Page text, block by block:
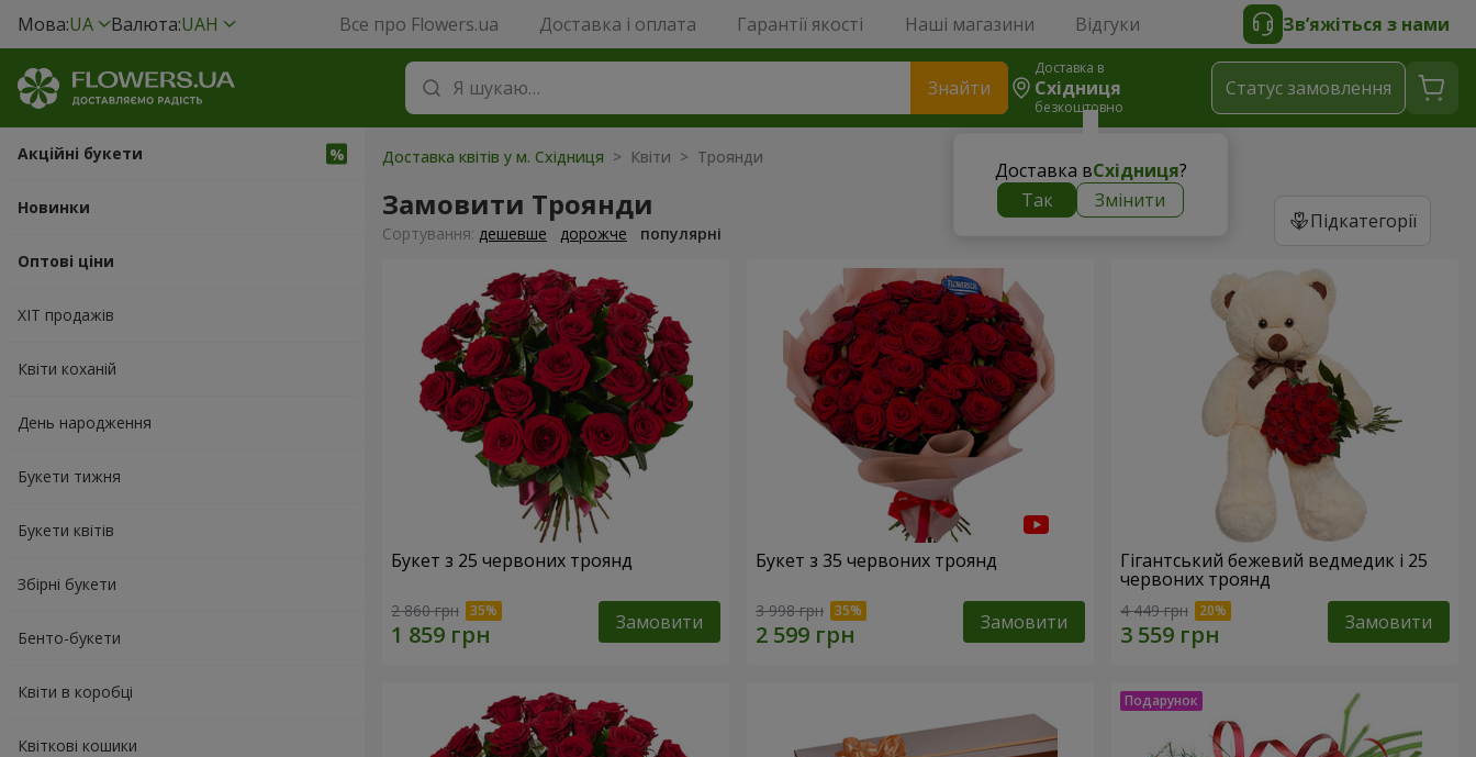
Мова:UA Валюта:UAH Все про Flowers.ua Доставка і оплата Гарантії якості Наші магазини Відгуки Зв’яжіться з нами
Знайти
Доставка в
Східниця
безкоштовно
Доставка вСхідниця?
Так
Змінити
Статус замовлення
Акційні букети
Новинки
Оптові ціни
ХІТ продажів
Квіти коханій
День народження
Букети тижня
Букети квітів
Збірні букети
Бенто-букети
Квіти в коробці
Квіткові кошики
Доставка квітів у м. Східниця > Квіти > Троянди
Замовити Троянди Підкатегорії
Сортування: дешевше дорожче популярні
Букет з 25 червоних троянд
2 860 грн Замовити
Букет з 35 червоних троянд
3 998 грн Замовити
Гігантський бежевий ведмедик і 25
червоних троянд
4 449 грн Замовити